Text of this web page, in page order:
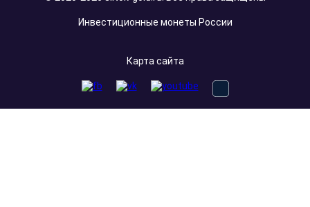
Инвестиционные монеты России
Карта сайта